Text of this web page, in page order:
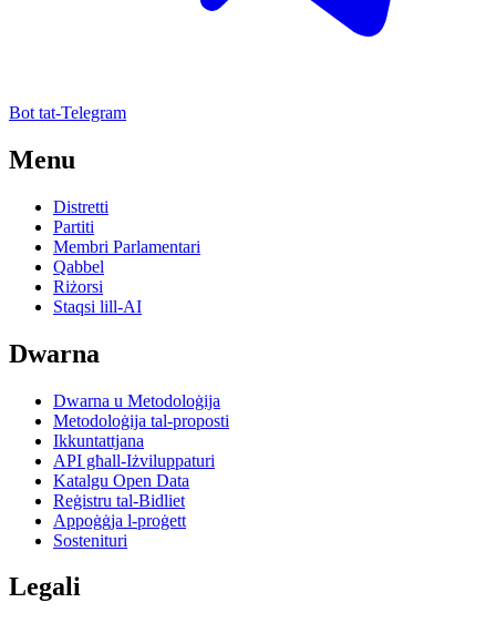
Bot tat-Telegram
Menu
Distretti
Partiti
Membri Parlamentari
Qabbel
Riżorsi
Staqsi lill-AI
Dwarna
Dwarna u Metodoloġija
Metodoloġija tal-proposti
Ikkuntattjana
API għall-Iżviluppaturi
Katalgu Open Data
Reġistru tal-Bidliet
Appoġġja l-proġett
Sostenituri
Legali